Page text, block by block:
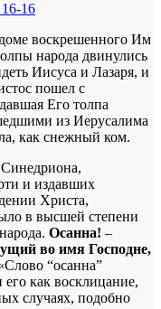
16
воскрешенного Им
народа двинулись
Иисуса и Лазаря, и
пошел с
Его толпа
из Иерусалима
как снежный ком.
и издавших
Христа,
в высшей степени
Осанна! –
во имя Господне,
“осанна”
его как восклицание,
случаях, подобно